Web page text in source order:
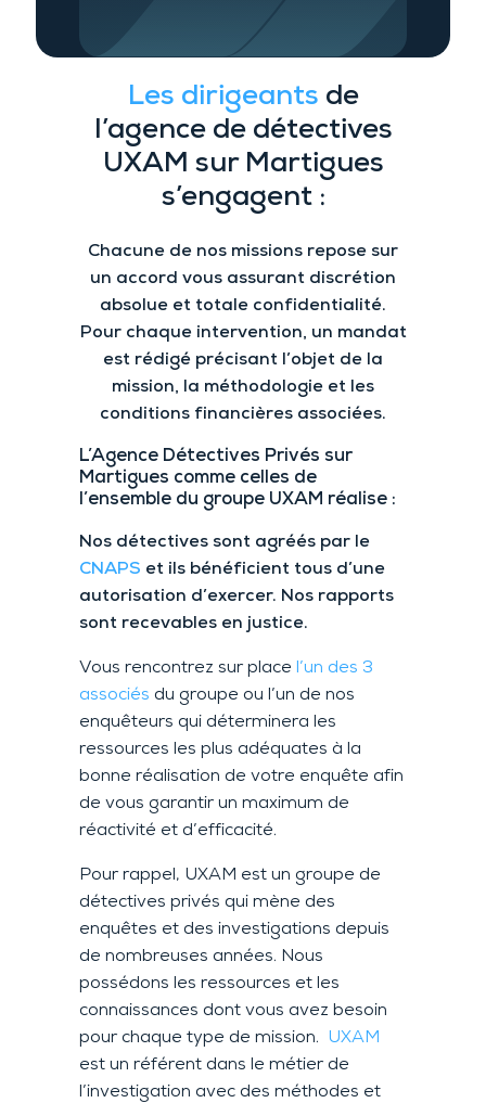
Les dirigeants de
l’agence de détectives
UXAM sur Martigues
s’engagent :
Chacune de nos missions repose sur
un accord vous assurant discrétion
absolue et totale confidentialité.
Pour chaque intervention, un mandat
est rédigé précisant l’objet de la
mission, la méthodologie et les
conditions financières associées.
L’Agence Détectives Privés sur
Martigues commecelles de
l’ensemble du groupe UXAM réalise :
Nos détectives sont agréés par le
CNAPS et ils bénéficient tous d’une
autorisation d’exercer. Nos rapports
sont recevables en justice.
Vous rencontrez sur place l’un des 3
associés du groupe ou l’un de nos
enquêteurs qui déterminera les
ressources les plus adéquates à la
bonne réalisation de votre enquête afin
de vous garantir un maximum de
réactivité et d’efficacité.
Pour rappel, UXAM est un groupe de
détectives privés qui mène des
enquêtes et des investigations depuis
de nombreuses années. Nous
possédons les ressources et les
connaissances dont vous avez besoin
pour chaque type de mission. UXAM
est un référent dans le métier de
l’investigation avec des méthodes et